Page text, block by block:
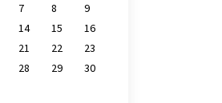
7 8
9
14 15
16
21 22
23
28 29
30